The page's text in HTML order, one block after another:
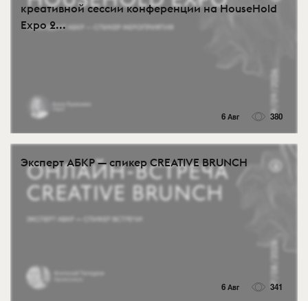
креативной сессии конференции на HouseHold
Expo 2...
6 Авг 380
Эксперт АБКР — спикер CREATIVE BRUNCH
6 Авг 341